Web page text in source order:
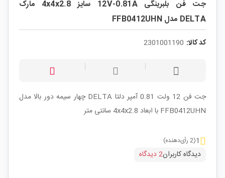
جت فن بلبرینگی 12V-0.81A سایز 4x4x2.8 مارک
DELTA مدل FFB0412UHN
کد کالا: 2301001190
جت فن 12 ولت 0.81 آمپر دلتا DELTA چهار سیمه دور بالا مدل
FFB0412UHN با ابعاد 4x4x2.8 سانتی متر
1(2 رأی‌دهنده)
دیدگاه کاربران2 دیدگاه